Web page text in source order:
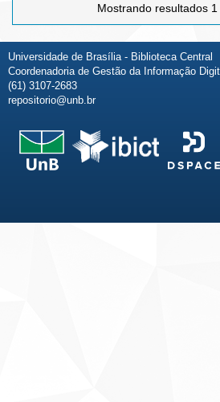
Mostrando resultados 1
Universidade de Brasília - Biblioteca Central
Coordenadoria de Gestão da Informação
(61) 3107-2683
repositorio@unb.br